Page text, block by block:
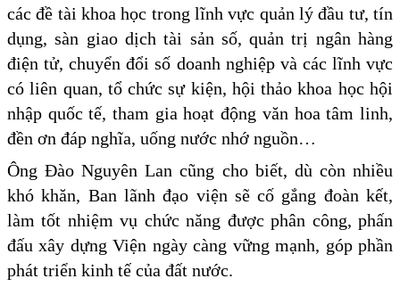
các đề tài khoa học trong lĩnh vực quản lý đầu tư, tín
dụng, sàn giao dịch tài sản số, quản trị ngân hàng
điện tử, chuyển đổi số doanh nghiệp và các lĩnh vực
có liên quan, tổ chức sự kiện, hội thảo khoa học hội
nhập quốc tế, tham gia hoạt động văn hoa tâm linh,
đền ơn đáp nghĩa, uống nước nhớ nguồn…
Ông Đào Nguyên Lan cũng cho biết, dù còn nhiều
khó khăn, Ban lãnh đạo viện sẽ cố gắng đoàn kết,
làm tốt nhiệm vụ chức năng được phân công, phấn
đấu xây dựng Viện ngày càng vững mạnh, góp phần
phát triển kinh tế của đất nước.